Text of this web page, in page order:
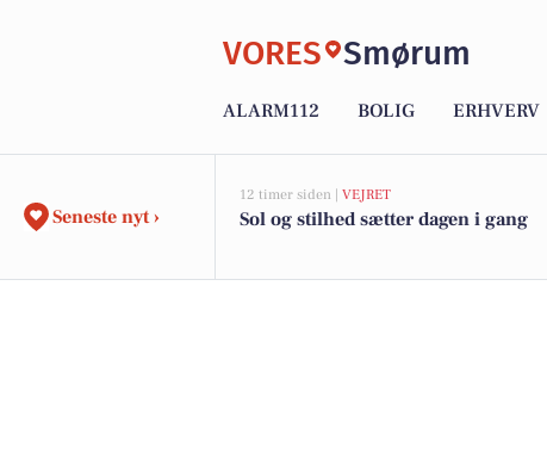
VORES Smørum
ALARM112 BOLIG ERHVERV
Seneste nyt ›
12 timer siden | VEJRET
Sol og stilhed sætter dagen i gang